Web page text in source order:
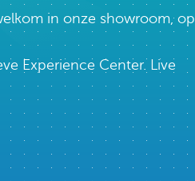
in onze showroom, op
Experience Center. Live